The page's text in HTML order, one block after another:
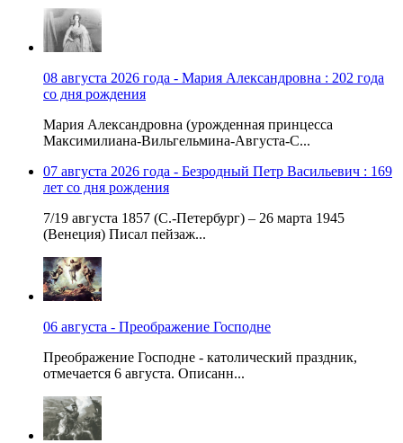
08 августа 2026 года - Мария Александровна : 202 года
со дня рождения
Мария Александровна (урожденная принцесса
Максимилиана-Вильгельмина-Августа-С...
07 августа 2026 года - Безродный Петр Васильевич : 169
лет со дня рождения
7/19 августа 1857 (С.-Петербург) – 26 марта 1945
(Венеция) Писал пейзаж...
06 августа - Преображение Господне
Преображение Господне - католический праздник,
отмечается 6 августа. Описанн...